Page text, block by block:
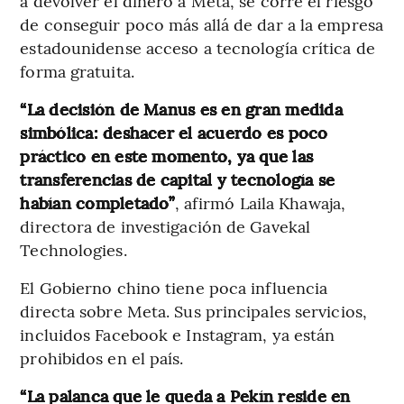
de conseguir poco más allá de dar a la empresa
estadounidense acceso a tecnología crítica de
forma gratuita.
“La decisión de Manus es en gran medida
simbólica: deshacer el acuerdo es poco
práctico en este momento, ya que las
transferencias de capital y tecnología se
habían completado”, afirmó Laila Khawaja,
directora de investigación de Gavekal
Technologies.
El Gobierno chino tiene poca influencia
directa sobre Meta. Sus principales servicios,
incluidos Facebook e Instagram, ya están
prohibidos en el país.
“La palanca que le queda a Pekín reside en